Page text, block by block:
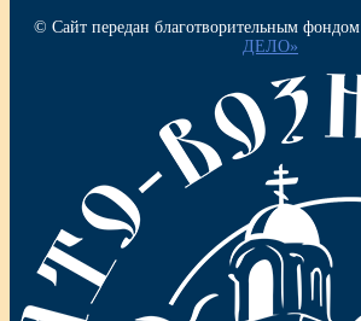
© Сайт передан благотворительным фондом
ДЕЛО»